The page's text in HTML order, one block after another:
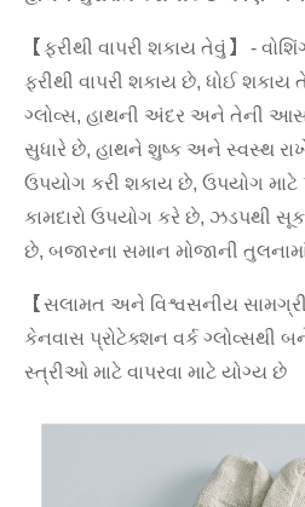
【ફરીથી વાપરી શકાય તેવું】 -
ફરીથી વાપરી શકાય છે, ધોઈ
ગ્લોવ્સ, હાથની અંદર અને તેની
સુધારે છે, હાથને શુષ્ક અને સ્વસ્થ
ઉપયોગ કરી શકાય છે, ઉપયોગ માટે
કામદારો ઉપયોગ કરે છે, ઝડપથી
છે, બજારના સમાન મોજાની
【સલામત અને વિશ્વસનીય
કેનવાસ પ્રોટેક્શન વર્ક ગ્લોવ્સથી
સ્ત્રીઓ માટે વાપરવા માટે યોગ્ય છે